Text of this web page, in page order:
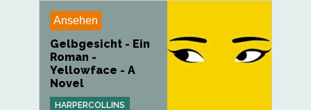
Ansehen
Gelbgesicht - Ein
Roman -
Yellowface - A
Novel
HARPERCOLLINS